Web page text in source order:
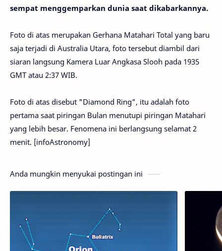
sempat menggemparkan dunia saat dikabarkannya.
Foto di atas merupakan Gerhana Matahari Total yang baru
saja terjadi di Australia Utara, foto tersebut diambil dari
siaran langsung Kamera Luar Angkasa Slooh pada 1935
GMT atau 2:37 WIB.
Foto di atas disebut "Diamond Ring", itu adalah foto
pertama saat piringan Bulan menutupi piringan Matahari
yang lebih besar. Fenomena ini berlangsung selamat 2
menit. [infoAstronomy]
Anda mungkin menyukai postingan ini